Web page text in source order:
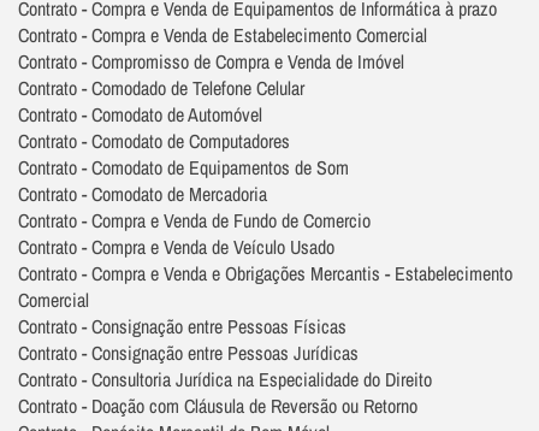
Contrato - Compra e Venda de Equipamentos de Informática à prazo
Contrato - Compra e Venda de Estabelecimento Comercial
Contrato - Compromisso de Compra e Venda de Imóvel
Contrato - Comodado de Telefone Celular
Contrato - Comodato de Automóvel
Contrato - Comodato de Computadores
Contrato - Comodato de Equipamentos de Som
Contrato - Comodato de Mercadoria
Contrato - Compra e Venda de Fundo de Comercio
Contrato - Compra e Venda de Veículo Usado
Contrato - Compra e Venda e Obrigações Mercantis - Estabelecimento
Comercial
Contrato - Consignação entre Pessoas Físicas
Contrato - Consignação entre Pessoas Jurídicas
Contrato - Consultoria Jurídica na Especialidade do Direito
Contrato - Doação com Cláusula de Reversão ou Retorno